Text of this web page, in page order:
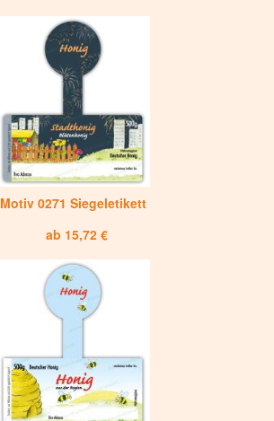
Motiv 0271 Siegeletikett
ab 15,72 €